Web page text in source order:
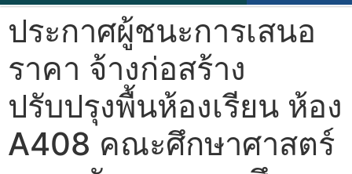
ประกาศผู้ชนะการเสนอ
ราคา จ้างก่อสร้าง
ปรับปรุงพื้นห้องเรียน ห้อง
A408 คณะศึกษาศาสตร์